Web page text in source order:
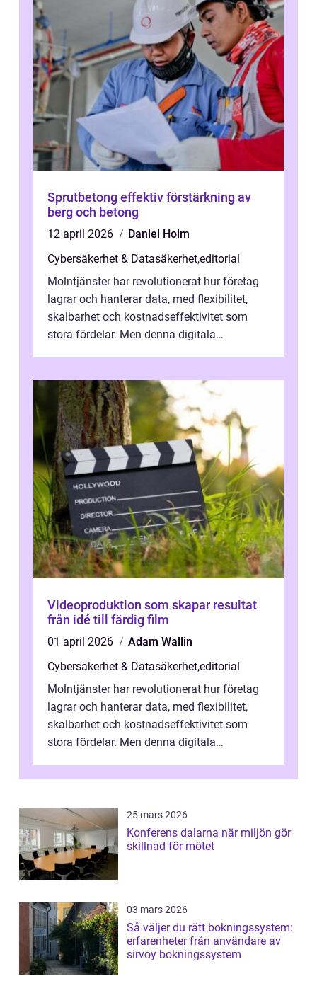
Sprutbetong effektiv förstärkning av
berg och betong
12 april 2026
Daniel Holm
Cybersäkerhet & Datasäkerhet,editorial
Molntjänster har revolutionerat hur företag
lagrar och hanterar data, med flexibilitet,
skalbarhet och kostnadseffektivitet som
stora fördelar. Men denna digitala
Videoproduktion som skapar resultat
från idé till färdig film
01 april 2026
Adam Wallin
Cybersäkerhet & Datasäkerhet,editorial
Molntjänster har revolutionerat hur företag
lagrar och hanterar data, med flexibilitet,
skalbarhet och kostnadseffektivitet som
stora fördelar. Men denna digitala
25 mars 2026
Konferens dalarna när miljön gör
skillnad för mötet
03 mars 2026
Så väljer du rätt bokningssystem:
erfarenheter från användare av
sirvoy bokningssystem